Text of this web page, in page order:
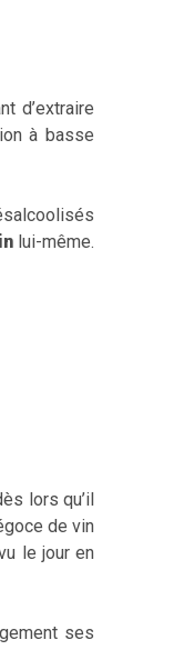
d’extraire
à basse
lui-même.
lors qu’il
de vin
le jour en
ses